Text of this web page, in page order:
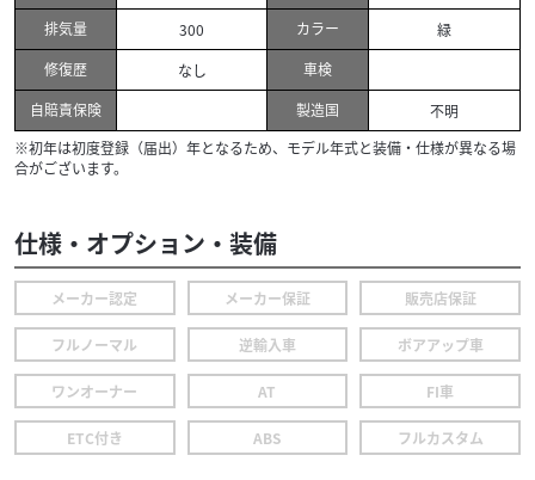
排気量
300 カラー
緑
修復歴
なし
車検
自賠責保険
製造国
不明
※初年は初度登録（届出）年となるため、モデル年式と装備・仕様が異なる場
合がございます。
仕様・オプション・装備
メーカー認定 メーカー保証 販売店保証
フルノーマル 逆輸入車 ボアアップ車
ワンオーナー AT FI車
ETC付き ABS フルカスタム